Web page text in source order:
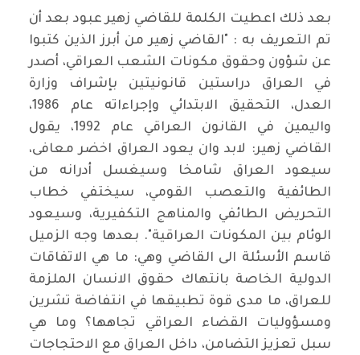
بعد ذلك اعطيت الكلمة للقاضي زهير عبود بعد أن
تم التعريف به : "القاضي زهير من أبرز الذين كتبوا
عن شؤون وحقوق مكونات الشعب العراقي، أصدر
في العراق دراستين قانونيتين بإشراف وزارة
العدل، التحقيق الابتدائي وإجراءاته عام 1986،
واليمين في القانون العراقي عام 1992، يقول
القاضي زهير: لابد وان يعود العراق اخضر معافى،
سيعود العراق شامخا وسيغسل أدرانه من
الطائفية والتعصب القومي، سيختفي خطاب
التحريض الطائفي والمناهج التكفيرية، وسيعود
الوئام بين المكونات العراقية". بعدها وجه الزميل
قاسم الأسئلة الى القاضي وهي: ما هي الاتفاقات
الدولية الخاصة بانتهاك حقوق الانسان الملزمة
للعراق، ما مدى قوة تطبيقها في انتفاضة تشرين
ومسؤوليات القضاء العراقي تجاهها؟ وما هي
سبل تعزيز التضامن، داخل العراق مع الاحتجاجات